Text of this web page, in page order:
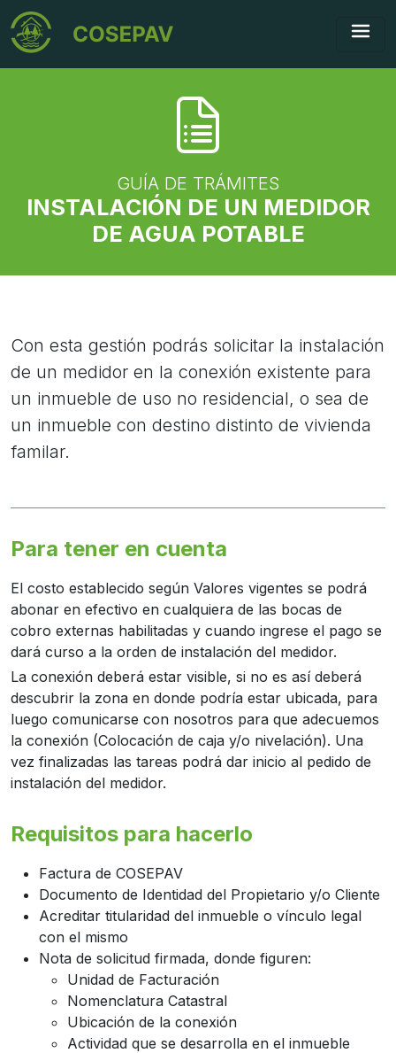
GUÍA DE TRÁMITES
INSTALACIÓN DE UN MEDIDOR
DE AGUA POTABLE
Con esta gestión podrás solicitar la instalación
de un medidor en la conexión existente para
un inmueble de uso no residencial, o sea de
un inmueble con destino distinto de vivienda
familar.
Para tener en cuenta
El costo establecido según Valores vigentes se podrá
abonar en efectivo en cualquiera de las bocas de
cobro externas habilitadas y cuando ingrese el pago se
dará curso a la orden de instalación del medidor.
La conexión deberá estar visible, si no es así deberá
descubrir la zona en donde podría estar ubicada, para
luego comunicarse con nosotros para que adecuemos
la conexión (Colocación de caja y/o nivelación). Una
vez finalizadas las tareas podrá dar inicio al pedido de
instalación del medidor.
Requisitos para hacerlo
Factura de COSEPAV
Documento de Identidad del Propietario y/o Cliente
Acreditar titularidad del inmueble o vínculo legal
con el mismo
Nota de solicitud firmada, donde figuren:
Unidad de Facturación
Nomenclatura Catastral
Ubicación de la conexión
Actividad que se desarrolla en el inmueble